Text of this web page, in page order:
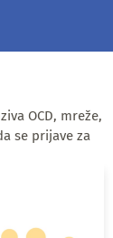
OCD, mreže,
se prijave za
na